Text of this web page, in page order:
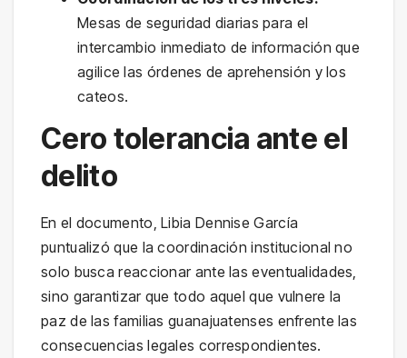
Mesas de seguridad diarias para el
intercambio inmediato de información que
agilice las órdenes de aprehensión y los
cateos.
Cero tolerancia ante el
delito
En el documento, Libia Dennise García
puntualizó que la coordinación institucional no
solo busca reaccionar ante las eventualidades,
sino garantizar que todo aquel que vulnere la
paz de las familias guanajuatenses enfrente las
consecuencias legales correspondientes.